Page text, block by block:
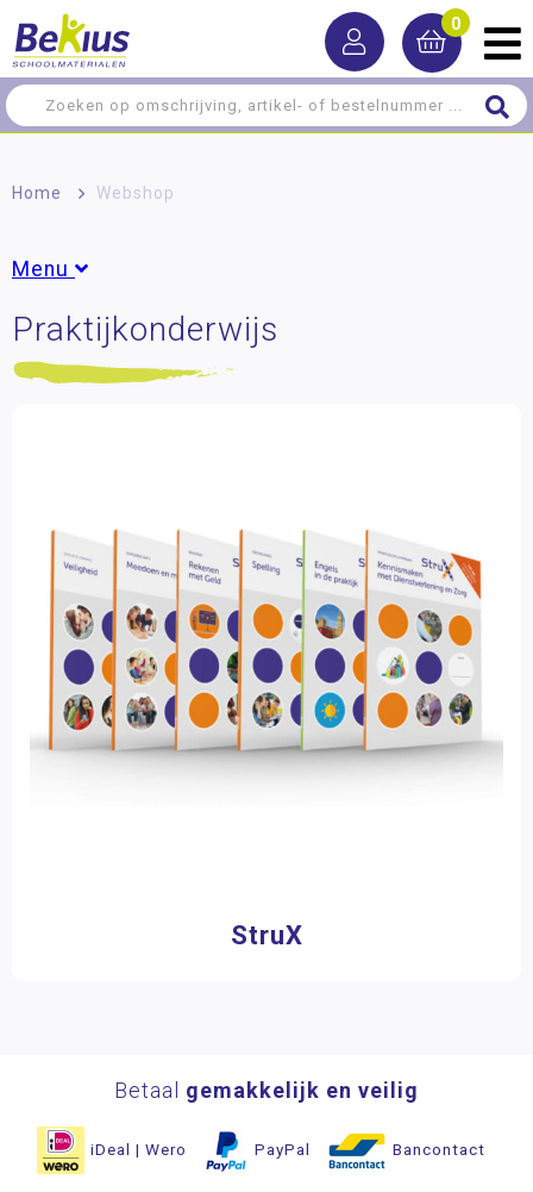
0
Home > Webshop
Menu
Basisonderwijs
Praktijkonderwijs
Praktijkonderwijs
StruX
Betaal gemakkelijk en veilig
iDeal | Wero PayPal Bancontact